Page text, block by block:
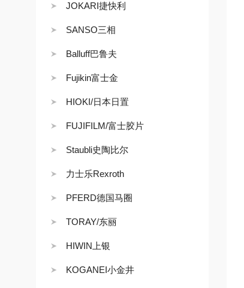
JOKARI捷快利
SANSO三相
Balluff巴鲁夫
Fujikin富士金
HIOKI/日本日置
FUJIFILM/富士胶片
Staubli史陶比尔
力士乐Rexroth
PFERD德国马圈
TORAY/东丽
HIWIN上银
KOGANEI小金井